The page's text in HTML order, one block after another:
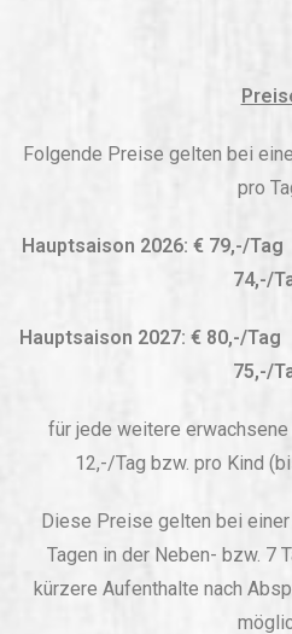
Folgende Preise gelten bei
pro
Hauptsaison 2026: € 79,-/
74,-/
Hauptsaison 2027: € 80,-/
75,-/
für jede weitere
12,-/Tag bzw. pro Kind
Diese Preise gelten bei
Tagen in der Neben- bzw. 7
kürzere Aufenthalte nach